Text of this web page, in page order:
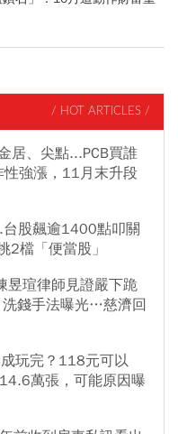
/ HOT ARTICLES /
居、尖點...PCB買誰
強漲，11月末升段
股飆逾1400點叩關
2檔「便當股」
昱瑄律師見證嚴下跪
錢手法曝光…慈濟回
玩完？118元可以
萬張，可能原因曝